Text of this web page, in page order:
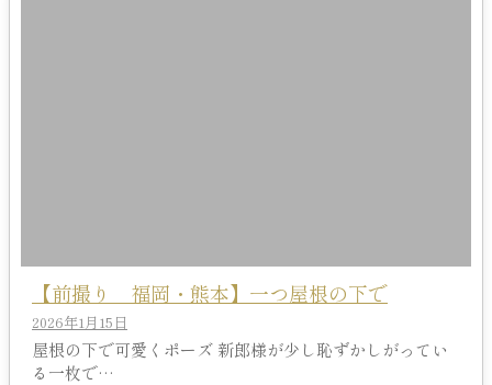
【前撮り 福岡・熊本】一つ屋根の下で
2026年1月15日
屋根の下で可愛くポーズ 新郎様が少し恥ずかしがってい
る一枚で…